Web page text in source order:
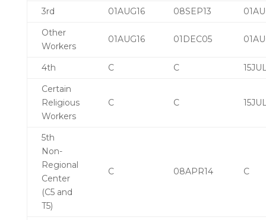
3rd 01AUG16 08SEP13
Other
Workers
01AUG16 01DEC05
4th C C
Certain
Religious
Workers
C C
5th
Non-
Regional
Center
(C5 and
T5)
C 08APR14 C